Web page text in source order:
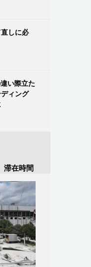
直しに必
い際立た
ィング
滞在時間